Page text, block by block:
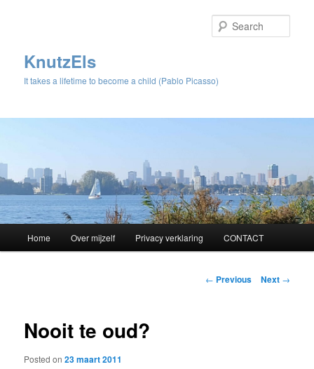
KnutzEls
It takes a lifetime to become a child (Pablo Picasso)
Skip
content
Home Over mijzelf Privacy verklaring CONTACT
Post
← Previous Next →
Nooit te oud?
Posted on23 maart 2011